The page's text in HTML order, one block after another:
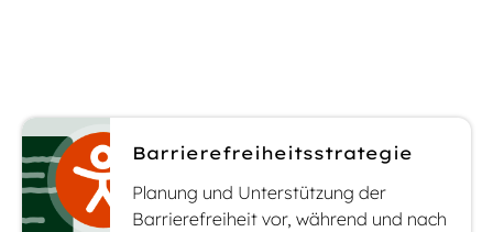
Barrierefreiheitsstrategie
Planung und Unterstützung der
Barrierefreiheit vor, während und nach